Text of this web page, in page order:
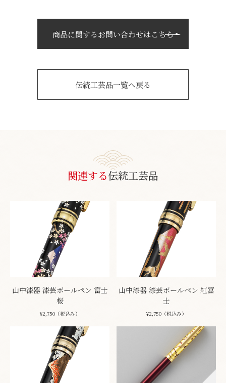
商品に関するお問い合わせはこちら
伝統工芸品一覧へ戻る
関連する伝統工芸品
山中漆器 漆芸ボールペン 富士
桜
¥2,750（税込み）
山中漆器 漆芸ボールペン 紅富
士
¥2,750（税込み）